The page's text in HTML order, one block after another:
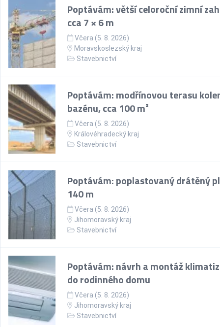
Poptávám: větší celoroční zimní
cca 7 × 6 m
Včera (5. 8. 2026)
Moravskoslezský kraj
Stavebnictví
Poptávám: modřínovou terasu
bazénu, cca 100 m²
Včera (5. 8. 2026)
Královéhradecký kraj
Stavebnictví
Poptávám: poplastovaný drátěný
140 m
Včera (5. 8. 2026)
Jihomoravský kraj
Stavebnictví
Poptávám: návrh a montáž
do rodinného domu
Včera (5. 8. 2026)
Jihomoravský kraj
Stavebnictví